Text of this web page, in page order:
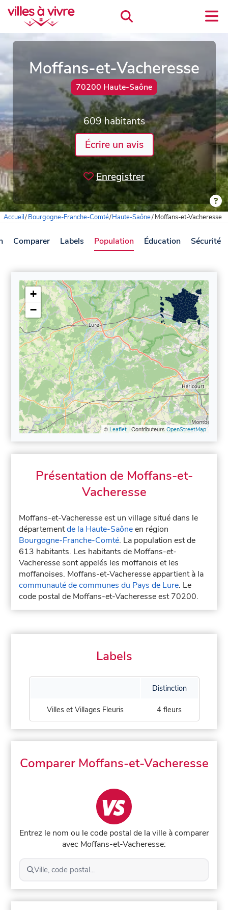
Moffans-et-Vacheresse
70200 Haute-Saône
609 habitants
Écrire un avis
Enregistrer
Accueil/Bourgogne-Franche-Comté/Haute-Saône/Moffans-et-Vacheresse
Comparer Labels Population Éducation Sécurité
+
−
© Leaflet| Contributeurs OpenStreetMap
Présentation de Moffans-et-
Vacheresse
Moffans-et-Vacheresse est un village situé dans le
départementde la Haute-Saôneen région
Bourgogne-Franche-Comté. La population est de
613 habitants. Les habitants de Moffans-et-
Vacheresse sont appelés les moffanois et les
moffanoises. Moffans-et-Vacheresse appartient à la
communauté de communes du Pays de Lure. Le
code postal de Moffans-et-Vacheresse est 70200.
Labels
Distinction
Villes et Villages Fleuris 4 fleurs
Comparer Moffans-et-Vacheresse
Entrez le nom ou le code postal de la ville à comparer
avec Moffans-et-Vacheresse:
Ville, code postal...